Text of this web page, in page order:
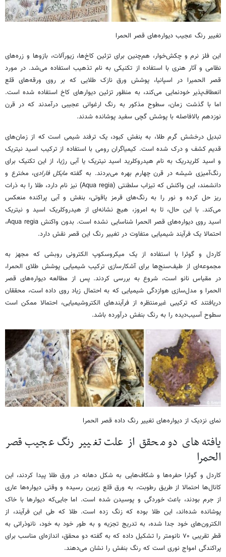
تغییر رنگ عجیب دیواره‌های قصر الحمرا
این فلز نرم و چکش‌خوار، هم‌چنین برای تزئین کاخ‌ها، زیورآلات، بازوها و زره‌های
نظامی و آثار هنری با استفاده از تکنیکی به نام تذهیب استفاده می‌شد. در مورد
قصر الحمیرا در اسپانیا، پوشش ورق نازک طلایی که بر روی ورقه‌های قلع
انعطاف‌پذیر خودنمایی می‌کند، به منظور تزئین دیوارهای کاخ استفاده شده است.
اما با گذشت زمان، سطوح مذکور به رنگ ارغوانی عجیبی درآمدند که در قرن
نوزدهم بالافاصله با پوشش گچی سفید پوشانده شدند.
تبدیل درخشش گرم طلا، به بنفش کبود، یک ترفند شیمی است که از زمان‌های
قدیم کشف و درک شده است. کیمیاگران رومی با استفاده از ترکیب اسید نیتریک
و اسید کلریدریک به نام هیدروکلرید اسید نیتریک یا آبی رژیا، از این تکنیک برای
رنگ‌آمیزی شیشه در قرن چهارم بهره می‌بردند. به گفتهمایکل فارادی، مخترع و
دانشمند، این واکنش که تیزاب سلطنتی (Aqua regia) نیز نام دارد، طلا را به ذرات
ریز حل کرده و نور را به رنگ‌های قرمز یاقوتی، بنفش و آبی پراکنده منعکس
می‌کند. با این حال، تا به امروز، هیچ نشانه‌ای از هیدروکلریک اسید و نیتریک
اسید روی دیواره‌های قصر الحمرا شناسایی نشده است. بدون واکنش Aqua regia،
احتمالا یک فرآیند شیمیایی متفاوت در تغییر رنگ این قصر نقش دارد.
کاردل و گوئرا با استفاده از یک میکروسکوپ الکترونی روبشی که مجهز به
مجموعه‌ای از طیف‌سنج‌ها برای آشکارسازی ترکیب شیمیایی پوشش طلای الحمرا،
در مقیاس نانو است، شروع به بررسی کردند. پس از مطالعه دیواره‌های قصر
الحمرا و مدل‌سازی هوازدگی شیمیایی که به احتمال زیاد روی داده است، محققان
دریافتند که ترکیبی غیرمنتظره از فرآیندهای الکتروشیمیایی، احتمالا ممکن است
سطوح آسیب‌دیده را به رنگ بنفش درآورده باشد.
نمای نزدیک از دیواره‌های تغییر رنگ داده قصر الحمرا
یافته‌های دو محقق از علت تغییر رنگ عجیب قصر
الحمرا
کاردل و گوئرا حفره‌ها و شکاف‌هایی به شکل دهانه در ورق طلا پیدا کردند، این
کانال‌ها احتمالا از طریق رطوبت، به ورق قلع زیرین رسیده و وقتی دیواره‌ها عاری
از جرم بودند، باعث خوردگی و پوسیدن شده است. اما جایی‌که دیوارها با خاک
پوشانده شده‌اند، این طلا بوده که زنگ زده است. طلا که طی این فرآیند، از
الکترون‌های خود جدا شده، به تدریج تجزیه و به طور خود به خود، نانوذراتی به
قطر تقریبی ۷۰ نانومتر را تشکیل داده که به گفته دو محقق، اندازه‌ای مناسب برای
پراکندگی امواج نوری است که رنگ بنفش را نشان می‌دهند.